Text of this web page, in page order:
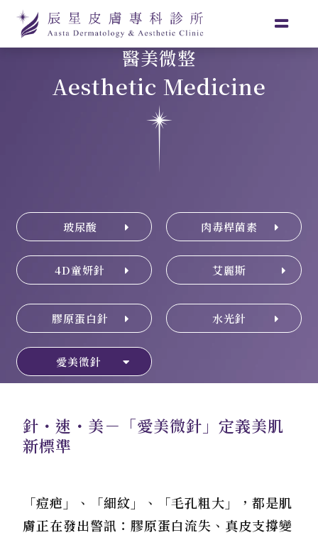
醫美微整
Aesthetic Medicine
玻尿酸 肉毒桿菌素
4D童妍針 艾麗斯
膠原蛋白針 水光針
愛美微針
針・速・美－「愛美微針」定義美肌
新標準
「痘疤」、「細紋」、「毛孔粗大」，都是肌
膚正在發出警訊：膠原蛋白流失、真皮支撐變